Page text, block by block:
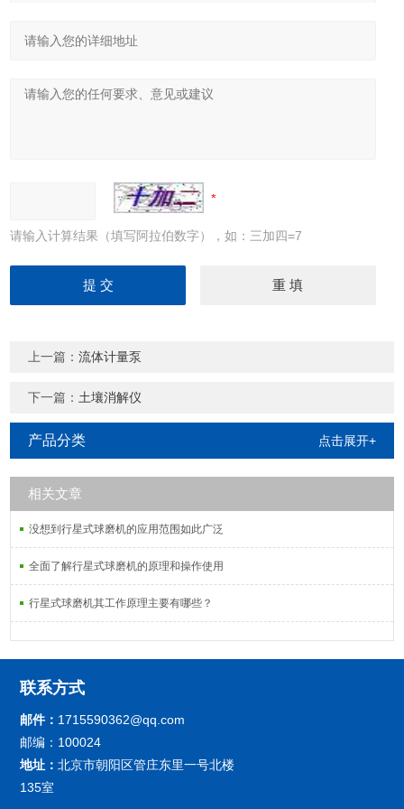
请输入计算结果（填写阿拉伯数字），如：三加四=7
上一篇：流体计量泵
下一篇： 土壤消解仪
产品分类 点击展开+
相关文章
没想到行星式球磨机的应用范围如此广泛
全面了解行星式球磨机的原理和操作使用
行星式球磨机其工作原理主要有哪些？
联系方式
邮件： 1715590362@qq.com
邮编：100024
地址：北京市朝阳区管庄东里一号北楼
135室